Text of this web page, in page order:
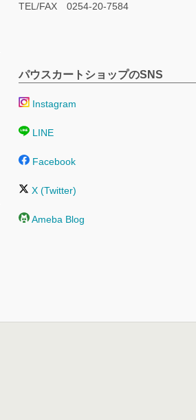
TEL/FAX 0254-20-7584
パウスカートショップのSNS
Instagram
LINE
Facebook
X (Twitter)
Ameba Blog